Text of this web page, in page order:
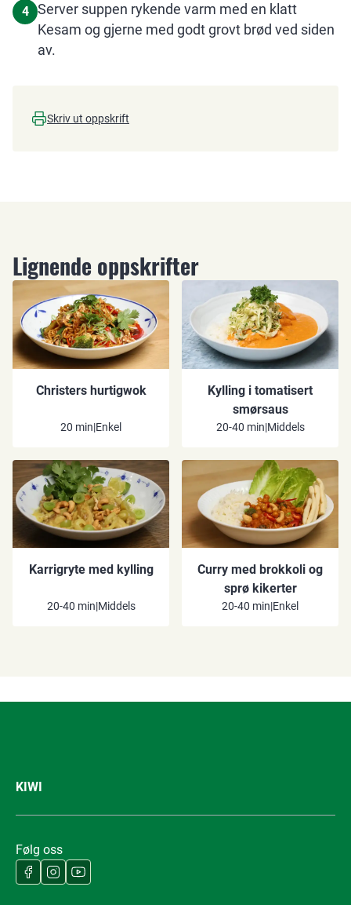
4
Server suppen rykende varm med en klatt
Kesam og gjerne med godt grovt brød ved siden
av.
Skriv ut oppskrift
Lignende oppskrifter
Christers hurtigwok
20 min|Enkel
Kylling i tomatisert
smørsaus
20-40 min|Middels
Karrigryte med kylling
20-40 min|Middels
Curry med brokkoli og
sprø kikerter
20-40 min|Enkel
KIWI
Følg oss